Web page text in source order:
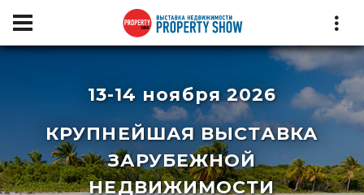
13-14 ноября 2026
КРУПНЕЙШАЯ ВЫСТАВКА
ЗАРУБЕЖНОЙ
НЕДВИЖИМОСТИ